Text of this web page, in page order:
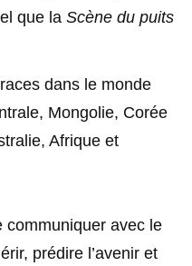
que la Scène du puits
dans le monde
Mongolie, Corée
Afrique et
communiquer avec le
prédire l’avenir et